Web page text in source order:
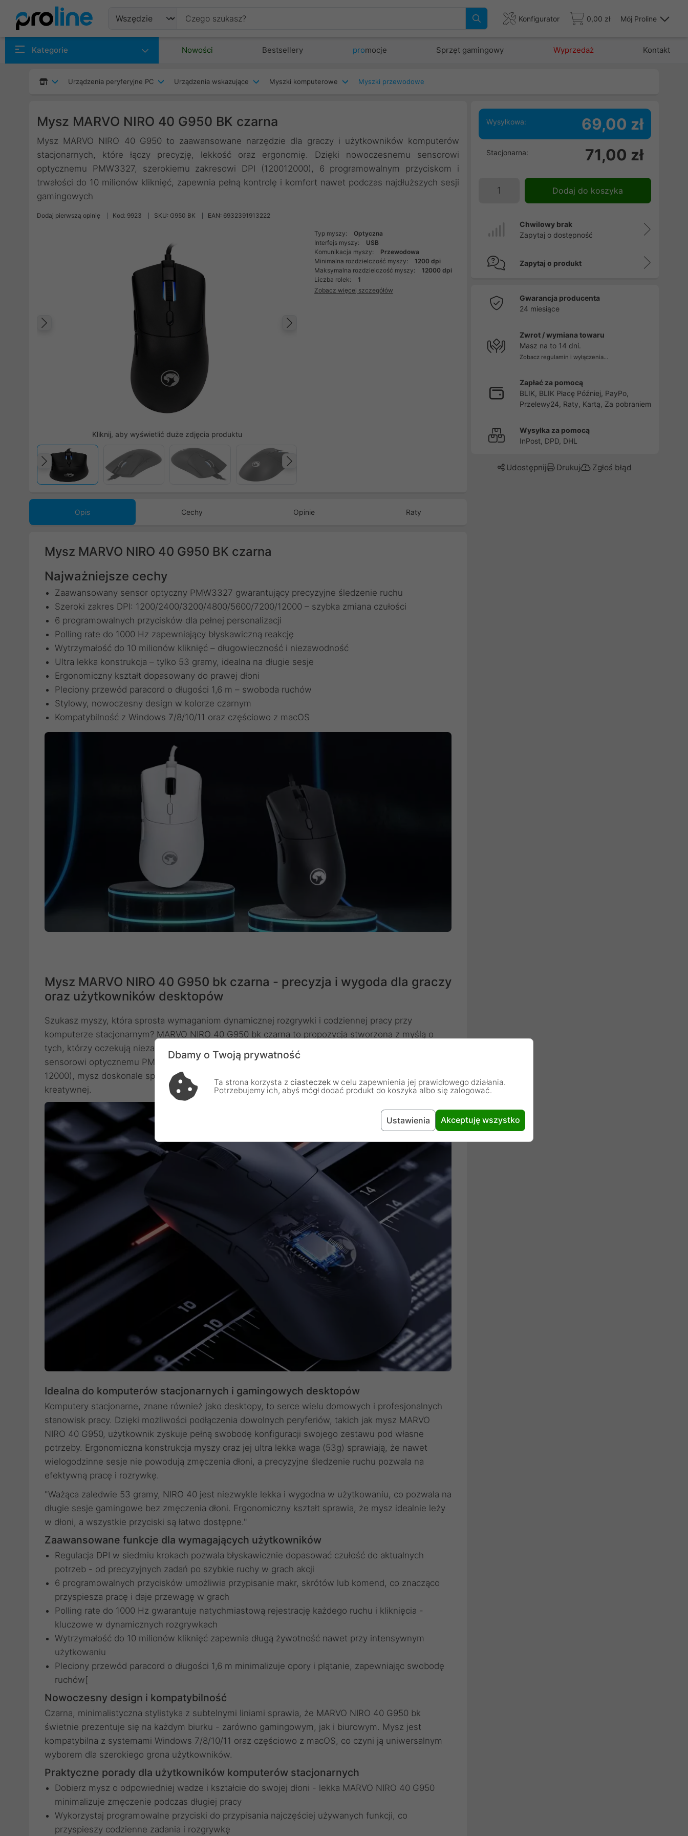
Konfigurator 0,00 zł Mój Proline
Kategorie Nowości Bestsellery promocje Sprzęt gamingowy Wyprzedaż Kontakt
Urządzenia peryferyjne PC Urządzenia wskazujące Myszki komputerowe Myszki przewodowe
Mysz MARVO NIRO 40 G950 BK czarna
Mysz MARVO NIRO 40 G950 to zaawansowane narzędzie dla graczy i użytkowników komputerów
stacjonarnych, które łączy precyzję, lekkość oraz ergonomię. Dzięki nowoczesnemu sensorowi
optycznemu PMW3327, szerokiemu zakresowi DPI (120012000), 6 programowalnym przyciskom i
trwałości do 10 milionów kliknięć, zapewnia pełną kontrolę i komfort nawet podczas najdłuższych sesji
gamingowych
Dodaj pierwszą opinię Kod: 9923 SKU: G950 BK EAN: 6932391913222
Kliknij, aby wyświetlić duże zdjęcia produktu
Poprzedni
Typ myszy:
Optyczna
Interfejs myszy:
USB
Komunikacja myszy:
Przewodowa
Minimalna rozdzielczość myszy:
1200 dpi
Maksymalna rozdzielczość myszy:
12000 dpi
Liczba rolek:
1
Zobacz więcej szczegółów
Opis Cechy Opinie Raty
Mysz MARVO NIRO 40 G950 BK czarna
Najważniejsze cechy
Zaawansowany sensor optyczny PMW3327 gwarantujący precyzyjne śledzenie ruchu
Szeroki zakres DPI: 1200/2400/3200/4800/5600/7200/12000 – szybka zmiana czułości
6 programowalnych przycisków dla pełnej personalizacji
Polling rate do 1000 Hz zapewniający błyskawiczną reakcję
Wytrzymałość do 10 milionów kliknięć – długowieczność i niezawodność
Ultra lekka konstrukcja – tylko 53 gramy, idealna na długie sesje
Ergonomiczny kształt dopasowany do prawej dłoni
Pleciony przewód paracord o długości 1,6 m – swoboda ruchów
Stylowy, nowoczesny design w kolorze czarnym
Kompatybilność z Windows 7/8/10/11 oraz częściowo z macOS
Mysz MARVO NIRO 40 G950 bk czarna - precyzja i wygoda dla graczy
oraz użytkowników desktopów
Szukasz myszy, która sprosta wymaganiom dynamicznej rozgrywki i codziennej pracy przy
komputerze stacjonarnym? MARVO NIRO 40 G950 bk czarna to propozycja stworzona z myślą o
tych, którzy oczekują niezawodności, szybkości i pełnej kontroli. Dzięki zaawansowanemu
sensorowi optycznemu PMW3327 oraz szerokiemu zakresowi DPI (od 1200 do imponujących
12000), mysz doskonale sprawdza się zarówno w grach FPS, jak i podczas pracy biurowej czy
kreatywnej.
Idealna do komputerów stacjonarnych i gamingowych desktopów
Komputery stacjonarne, znane również jako desktopy, to serce wielu domowych i profesjonalnych
stanowisk pracy. Dzięki możliwości podłączenia dowolnych peryferiów, takich jak mysz MARVO
NIRO 40 G950, użytkownik zyskuje pełną swobodę konfiguracji swojego zestawu pod własne
potrzeby. Ergonomiczna konstrukcja myszy oraz jej ultra lekka waga (53g) sprawiają, że nawet
wielogodzinne sesje nie powodują zmęczenia dłoni, a precyzyjne śledzenie ruchu pozwala na
efektywną pracę i rozrywkę.
"Ważąca zaledwie 53 gramy, NIRO 40 jest niezwykle lekka i wygodna w użytkowaniu, co pozwala na
długie sesje gamingowe bez zmęczenia dłoni. Ergonomiczny kształt sprawia, że mysz idealnie leży
w dłoni, a wszystkie przyciski są łatwo dostępne."
Zaawansowane funkcje dla wymagających użytkowników
Regulacja DPI w siedmiu krokach pozwala błyskawicznie dopasować czułość do aktualnych
potrzeb - od precyzyjnych zadań po szybkie ruchy w grach akcji
6 programowalnych przycisków umożliwia przypisanie makr, skrótów lub komend, co znacząco
przyspiesza pracę i daje przewagę w grach
Polling rate do 1000 Hz gwarantuje natychmiastową rejestrację każdego ruchu i kliknięcia -
kluczowe w dynamicznych rozgrywkach
Wytrzymałość do 10 milionów kliknięć zapewnia długą żywotność nawet przy intensywnym
użytkowaniu
Pleciony przewód paracord o długości 1,6 m minimalizuje opory i plątanie, zapewniając swobodę
ruchów[
Nowoczesny design i kompatybilność
Czarna, minimalistyczna stylistyka z subtelnymi liniami sprawia, że MARVO NIRO 40 G950 bk
świetnie prezentuje się na każdym biurku - zarówno gamingowym, jak i biurowym. Mysz jest
kompatybilna z systemami Windows 7/8/10/11 oraz częściowo z macOS, co czyni ją uniwersalnym
wyborem dla szerokiego grona użytkowników.
Praktyczne porady dla użytkowników komputerów stacjonarnych
Dobierz mysz o odpowiedniej wadze i kształcie do swojej dłoni - lekka MARVO NIRO 40 G950
minimalizuje zmęczenie podczas długiej pracy
Wykorzystaj programowalne przyciski do przypisania najczęściej używanych funkcji, co
przyspieszy codzienne zadania i rozgrywkę
Wysyłkowa: 69,00 zł
Stacjonarna: 71,00 zł
Dodaj do koszyka
Chwilowy brak
Zapytaj o dostępność
Zapytaj o produkt
Gwarancja producenta
24 miesiące
Zwrot / wymiana towaru
Masz na to 14 dni.
Zobacz regulamin i wyłączenia...
Zapłać za pomocą
BLIK, BLIK Płacę Później, PayPo,
Przelewy24, Raty, Kartą, Za pobraniem
Wysyłka za pomocą
InPost, DPD, DHL
Udostępnij Drukuj Zgłoś błąd
Dbamy o Twoją prywatność
Ta strona korzysta z ciasteczek w celu zapewnienia jej prawidłowego działania.
Potrzebujemy ich, abyś mógł dodać produkt do koszyka albo się zalogować.
Ustawienia Akceptuję wszystko